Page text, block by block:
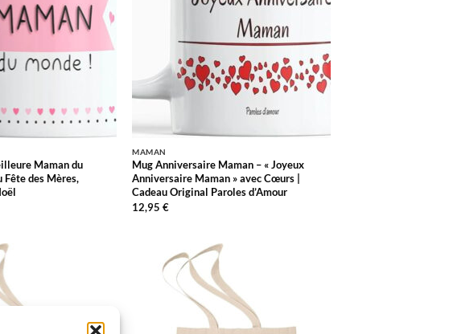
Maman du
Fête des Mères,
MAMAN
Mug Anniversaire Maman – « Joyeux
Anniversaire Maman » avec Cœurs |
Cadeau Original Paroles d’Amour
12,95€
D’ENVIES
D’ENVIES